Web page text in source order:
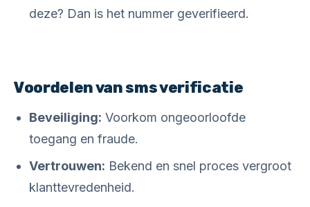
deze? Dan is het nummer geverifieerd.
Voordelen van sms verificatie
Beveiliging: Voorkom ongeoorloofde
toegang en fraude.
Vertrouwen: Bekend en snel proces vergroot
klanttevredenheid.